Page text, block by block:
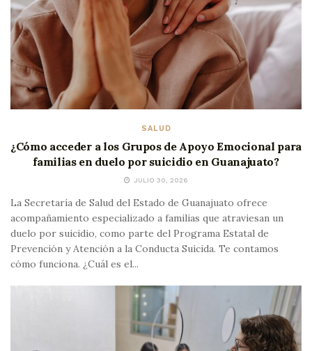
SALUD
¿Cómo acceder a los Grupos de Apoyo Emocional para
familias en duelo por suicidio en Guanajuato?
JULIO 30, 2026
La Secretaría de Salud del Estado de Guanajuato ofrece
acompañamiento especializado a familias que atraviesan un
duelo por suicidio, como parte del Programa Estatal de
Prevención y Atención a la Conducta Suicida. Te contamos
cómo funciona. ¿Cuál es el...